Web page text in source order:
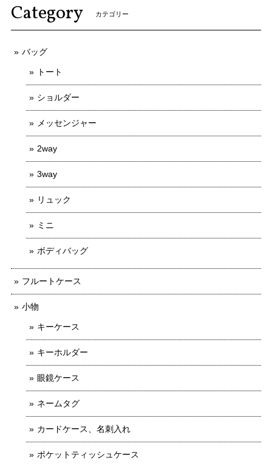
Category カテゴリー
バッグ
トート
ショルダー
メッセンジャー
2way
3way
リュック
ミニ
ボディバッグ
フルートケース
小物
キーケース
キーホルダー
眼鏡ケース
ネームタグ
カードケース、名刺入れ
ポケットティッシュケース